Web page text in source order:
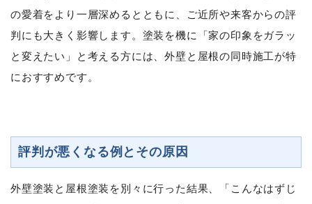
の愛着をより一層深めるとともに、ご近所や来客からの評
判にも大きく影響します。塗装を機に「家の印象をガラッ
と変えたい」と考える方には、外壁と屋根の同時施工が特
におすすめです。
評判が悪くなる例とその原因
外壁塗装と屋根塗装を別々に行った結果、「こんなはずじ